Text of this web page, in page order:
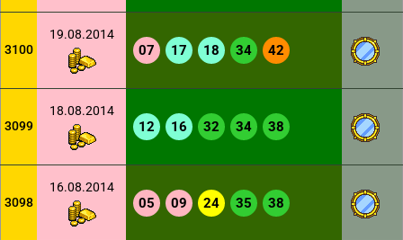
3100
19.08.2014
07 17 18 34 42
3099
18.08.2014
12 16 32 34 38
3098
16.08.2014
05 09 24 35 38